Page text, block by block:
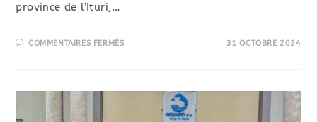
province de l’Ituri,…
COMMENTAIRES FERMÉS 31 OCTOBRE 2024